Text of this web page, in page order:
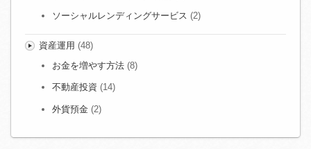
ソーシャルレンディングサービス (2)
資産運用 (48)
お金を増やす方法 (8)
不動産投資 (14)
外貨預金 (2)